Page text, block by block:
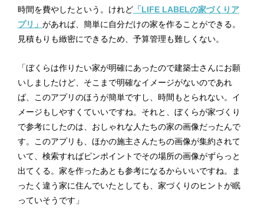
時間を費やしたという。けれど 「LIFE LABELの家づくりア
プリ」 があれば、簡単に自分だけの家を作ることができる。
見積もりも緻密にできるため、予算管理も難しくない。
「ぼくらは作りたい家が明確にあったので建築士さんにお願
いしましたけど、そこまで明確なイメージがないのであれ
ば、このアプリのほうが簡単ですし、時間もとられない。イ
メージもしやすくていいですね。それと、ぼくらが家づくり
で参考にしたのは、おしゃれな人たちの家の画像だったんで
す。このアプリも、ほかの施主さんたちの画像が集約されて
いて、検索すればピンポイントでその場所の画像がずらっと
出てくる。家を作ったあとも参考になるからいいですね。ま
ったく違う家に住んでいたとしても、家づくりのヒントが眠
っていそうです」